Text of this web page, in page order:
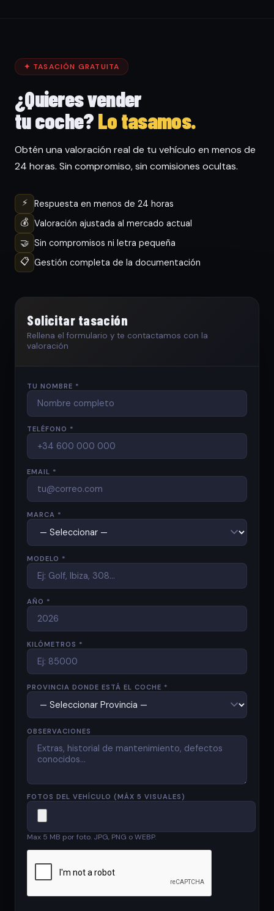
✦ TASACIÓN GRATUITA
¿Quieres vender
tu coche?Lo tasamos.
Obtén una valoración real de tu vehículo en menos de
24 horas. Sin compromiso, sin comisiones ocultas.
⚡
Respuesta en menos de 24 horas
💰 Valoración ajustada al mercado actual
🤝 Sin compromisos ni letra pequeña
📋 Gestión completa de la documentación
Solicitar tasación
Rellena el formulario y te contactamos con la
valoración
TU NOMBRE *
TELÉFONO *
EMAIL *
MARCA *
MODELO *
AÑO *
KILÓMETROS *
PROVINCIA DONDE ESTÁ EL COCHE *
OBSERVACIONES
FOTOS DEL VEHÍCULO (MÁX 5 VISUALES)
Max 5 MB por foto. JPG, PNG o WEBP.